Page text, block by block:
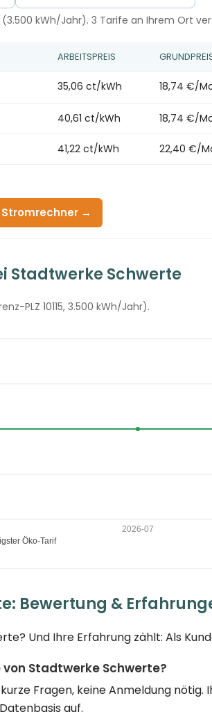
(3.500 kWh/Jahr). 3 Tarife an Ihrem Ort
ARBEITSPREIS
35,06 ct/kWh 18,74 €/
40,61 ct/kWh 18,74 €/
41,22 ct/kWh 22,40 €/
Stromrechner →
Stadtwerke Schwerte
PLZ 10115, 3.500 kWh/Jahr).
Bewertung &
Und Ihre Erfahrung zählt: Als
von Stadtwerke Schwerte?
kurze Fragen, keine Anmeldung
auf.